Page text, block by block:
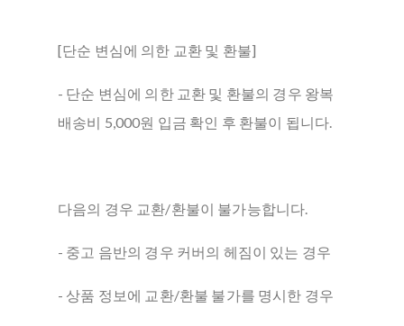
[단순 변심에 의한 교환 및 환불]
- 단순 변심에 의한 교환 및 환불의 경우 왕복
배송비 5,000원 입금 확인 후 환불이 됩니다.
다음의 경우 교환/환불이 불가능합니다.
- 중고 음반의 경우 커버의 헤짐이 있는 경우
- 상품 정보에 교환/환불 불가를 명시한 경우